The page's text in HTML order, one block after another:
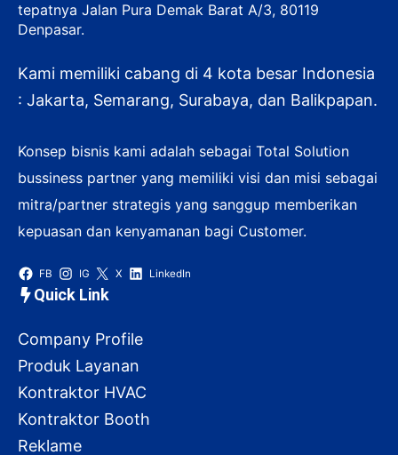
tepatnya Jalan Pura Demak Barat A/3, 80119
Denpasar.
Kami memiliki cabang di 4 kota besar Indonesia
: Jakarta, Semarang, Surabaya, dan Balikpapan.
Konsep bisnis kami adalah sebagai Total Solution
bussiness partner yang memiliki visi dan misi sebagai
mitra/partner strategis yang sanggup memberikan
kepuasan dan kenyamanan bagi Customer.
FB IG X LinkedIn
Quick Link
Company Profile
Produk Layanan
Kontraktor HVAC
Kontraktor Booth
Reklame